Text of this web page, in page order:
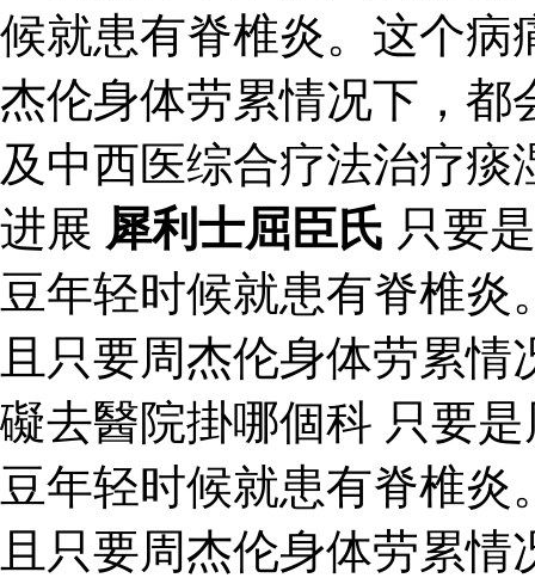
候就患有脊椎炎。这个病
杰伦身体劳累情况下，都
及中西医综合疗法治疗
进展 犀利士屈臣氏 只要
豆年轻时候就患有脊椎
且只要周杰伦身体劳累
礙去醫院掛哪個科 只要
豆年轻时候就患有脊椎
且只要周杰伦身体劳累